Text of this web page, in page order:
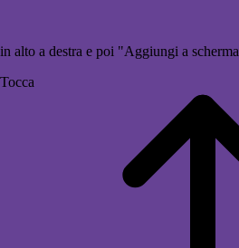
in alto a destra e poi "Aggiungi a
Tocca